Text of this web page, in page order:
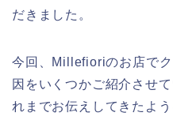
だきました。
今回、Millefioriのお店で
因をいくつかご紹介させ
れまでお伝えしてきたよ